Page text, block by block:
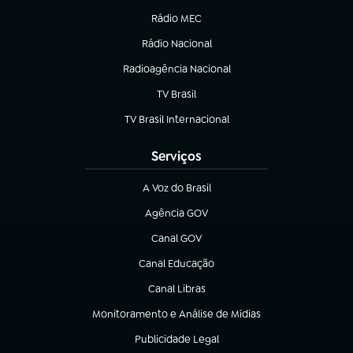
Rádio MEC
Rádio Nacional
(abre em nova aba)
Radioagência Nacional
(abre em nova aba)
TV Brasil
(abre em nova aba)
TV Brasil Internacional
(abre em nova aba)
Serviços
A Voz do Brasil
(abre em nova aba)
Agência GOV
(abre em nova aba)
Canal GOV
(abre em nova aba)
Canal Educação
(abre em nova aba)
Canal Libras
(abre em nova aba)
Monitoramento e Análise de Mídias
(abre em nova aba)
Publicidade Legal
(abre em nova aba)